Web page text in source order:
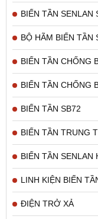
BIẾN TẦN SENLAN
BỘ HÃM BIẾN TẦN
BIẾN TẦN CHỐNG
BIẾN TẦN CHỐNG
BIẾN TẦN SB72
BIẾN TẦN TRUNG
BIẾN TẦN SENLAN
LINH KIỆN BIẾN
ĐIỆN TRỞ XẢ